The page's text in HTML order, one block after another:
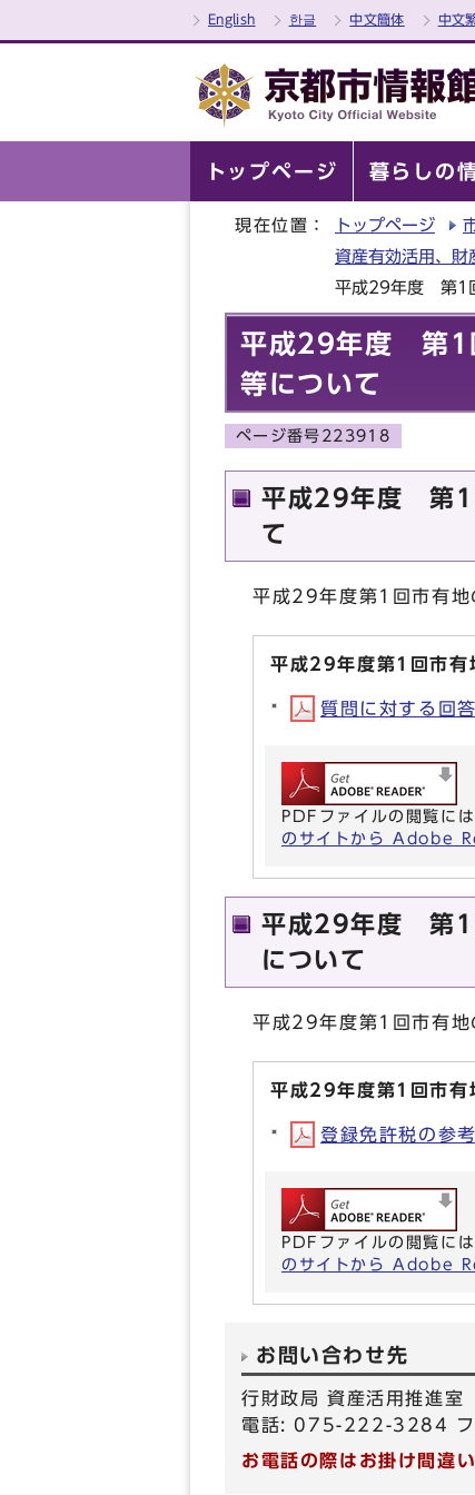
English 한글 中文簡体 中文
トップページ 暮らしの
現在位置： トップページ
資産有効活用、財
平成29年度 第1
平成29年度 第1
等について
ページ番号223918
平成29年度 第1
て
平成29年度第1回市有地
平成29年度第1回市有
質問に対する回
PDFファイルの閲覧に
のサイトから Adobe
平成29年度 第1
について
平成29年度第1回市有地
平成29年度第1回市有
登録免許税の参
PDFファイルの閲覧に
のサイトから Adobe
お問い合わせ先
行財政局 資産活用推進室
電話: 075-222-3284
お電話の際はお掛け間違